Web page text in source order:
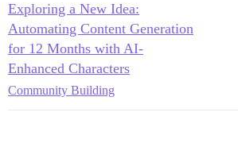
Exploring a New Idea:
Automating Content Generation
for 12 Months with AI-
Enhanced Characters
Community Building